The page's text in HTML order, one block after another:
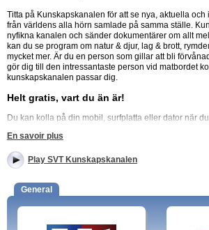
Titta på Kunskapskanalen för att se nya, aktuella
från världens alla hörn samlade på samma ställe.
nyfikna kanalen och sänder dokumentärer om allt
kan du se program om natur & djur, lag & brott,
mycket mer. Är du en person som gillar att bli
gör dig till den intressantaste person vid matbordet
kunskapskanalen passar dig.
Helt gratis, vart du än är!
Du kan kolla på din mobil, surfplatta eller dator när
kolla på tv:n hemma. Passa på när du har tid över det
ha underhållning och har tillgång till Wifi eller vanliga
lite roligare och gör dig själv mer utbildad och
Kunskapskanalen helt gratis, när som helst och vart
Titta live på denna nationella tv-kanal. Titta på hela
En savoir plus
Play SVT Kunskapskanalen
General